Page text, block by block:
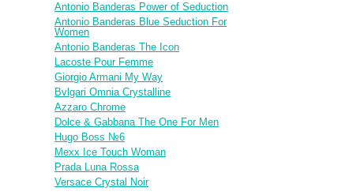
Antonio Banderas Power of Seduction
Antonio Banderas Blue Seduction For
Women
Antonio Banderas The Icon
Lacoste Pour Femme
Giorgio Armani My Way
Bvlgari Omnia Crystalline
Azzaro Chrome
Dolce & Gabbana The One For Men
Hugo Boss №6
Mexx Ice Touch Woman
Prada Luna Rossa
Versace Crystal Noir